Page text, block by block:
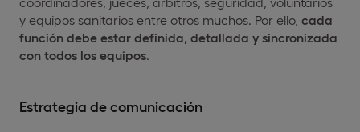
y equipos sanitarios entre otros muchos. Por ello, cada
función debe estar definida, detallada y sincronizada
con todos los equipos
Estrategia de comunicación